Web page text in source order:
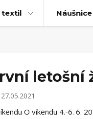
textil Náušnice
letošní
27.05.2021
O víkendu 4.-6. 6.